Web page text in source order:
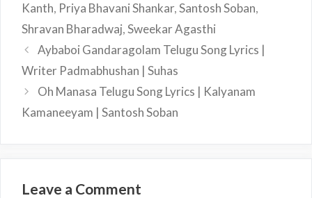
Kanth, Priya Bhavani Shankar,Santosh Soban,
Shravan Bharadwaj,Sweekar Agasthi
Aybaboi Gandaragolam Telugu Song Lyrics |
Writer Padmabhushan | Suhas
Oh Manasa Telugu Song Lyrics | Kalyanam
Kamaneeyam | Santosh Soban
Leave a Comment